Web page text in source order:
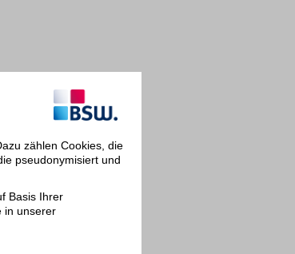
zählen Cookies, die
pseudonymisiert und
Basis Ihrer
in unserer